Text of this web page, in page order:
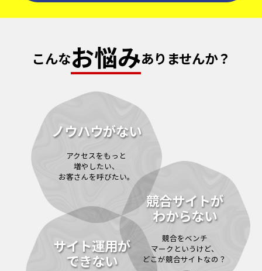
こんなお悩みありませんか？
ノウハウがない
アクセスをもっと
増やしたい、
お客さんを呼びたい。
競合サイトが
わからない
競合をベンチ
マークというけど、
どこが競合サイトなの？
サイト運用が
できない